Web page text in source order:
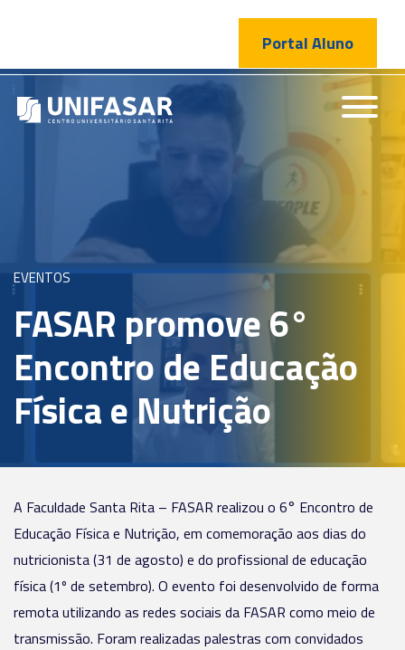
Portal Aluno
EVENTOS
FASAR promove 6°
Encontro de Educação
Física e Nutrição
A Faculdade Santa Rita – FASAR realizou o 6° Encontro de
Educação Física e Nutrição, em comemoração aos dias do
nutricionista (31 de agosto) e do profissional de educação
física (1º de setembro). O evento foi desenvolvido de forma
remota utilizando as redes sociais da FASAR como meio de
transmissão. Foram realizadas palestras com convidados